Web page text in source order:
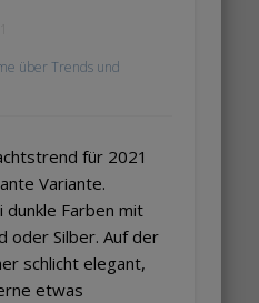
über Trends und
für 2021
Variante.
dunkle Farben mit
oder Silber. Auf der
schlicht elegant,
etwas